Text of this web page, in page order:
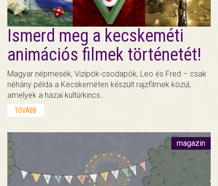
Ismerd meg a kecskeméti
animációs filmek történetét!
Magyar népmesék, Vizípók-csodapók, Leo és Fred – csak
néhány példa a Kecskeméten készült rajzfilmek közül,
amelyek a hazai kultúrkincs…
TOVÁBB
magazin